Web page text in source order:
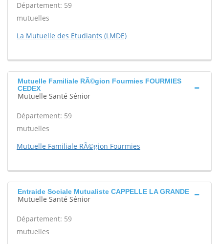
Département: 59
mutuelles
La Mutuelle des Etudiants (LMDE)
Mutuelle Familiale RÃ©gion Fourmies FOURMIES
CEDEX
Mutuelle Santé Sénior
Département: 59
mutuelles
Mutuelle Familiale RÃ©gion Fourmies
Entraide Sociale Mutualiste CAPPELLE LA GRANDE
Mutuelle Santé Sénior
Département: 59
mutuelles